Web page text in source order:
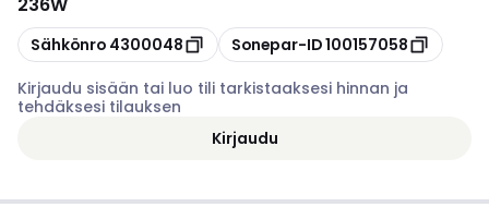
Kopioi
Sähkönro 4300048 Kopioi
Sonepar-ID100157058
Kirjaudu sisään tai luo tili tarkistaaksesi hinnan ja
tehdäksesi tilauksen
Kirjaudu